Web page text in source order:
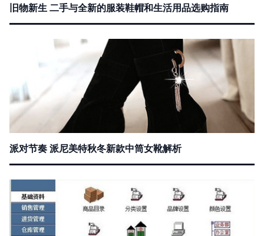
旧物新生 二手与全新的服装鞋帽和生活用品选购指南
派对节奏 派尼美特秋冬新款中筒女靴解析